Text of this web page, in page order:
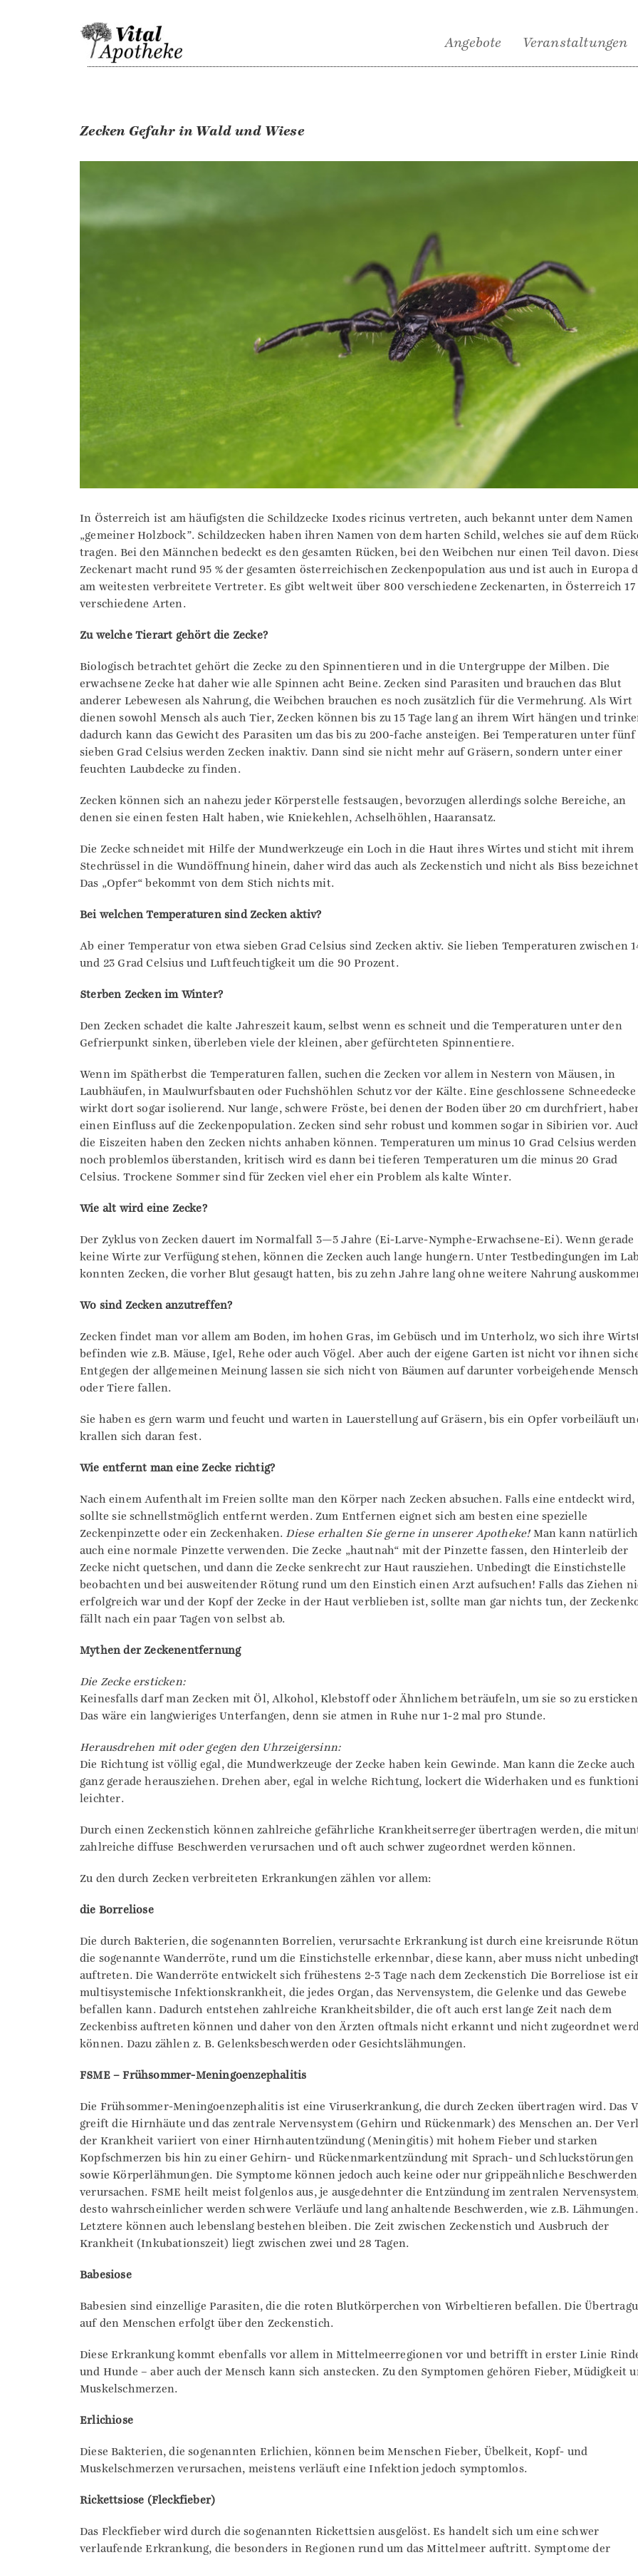
Angebote Veranstaltungen
Zecken Gefahr in Wald und Wiese
In Österreich ist am häufigsten die Schildzecke Ixodes ricinus vertreten, auch bekannt unter dem Namen
„gemeiner Holzbock”. Schildzecken haben ihren Namen von dem harten Schild, welches sie auf dem
tragen. Bei den Männchen bedeckt es den gesamten Rücken, bei den Weibchen nur einen Teil davon.
Zeckenart macht rund 95 % der gesamten österreichischen Zeckenpopulation aus und ist auch in Europa
am weitesten verbreitete Vertreter. Es gibt weltweit über 800 verschiedene Zeckenarten, in Österreich 17
verschiedene Arten.
Zu welche Tierart gehört die Zecke?
Biologisch betrachtet gehört die Zecke zu den Spinnentieren und in die Untergruppe der Milben. Die
erwachsene Zecke hat daher wie alle Spinnen acht Beine. Zecken sind Parasiten und brauchen das Blut
anderer Lebewesen als Nahrung, die Weibchen brauchen es noch zusätzlich für die Vermehrung. Als Wirt
dienen sowohl Mensch als auch Tier, Zecken können bis zu 15 Tage lang an ihrem Wirt hängen und
dadurch kann das Gewicht des Parasiten um das bis zu 200-fache ansteigen. Bei Temperaturen unter fünf
sieben Grad Celsius werden Zecken inaktiv. Dann sind sie nicht mehr auf Gräsern, sondern unter einer
feuchten Laubdecke zu finden.
Zecken können sich an nahezu jeder Körperstelle festsaugen, bevorzugen allerdings solche Bereiche, an
denen sie einen festen Halt haben, wie Kniekehlen, Achselhöhlen, Haaransatz.
Die Zecke schneidet mit Hilfe der Mundwerkzeuge ein Loch in die Haut ihres Wirtes und sticht mit ihrem
Stechrüssel in die Wundöffnung hinein, daher wird das auch als Zeckenstich und nicht als Biss
Das „Opfer“ bekommt von dem Stich nichts mit.
Bei welchen Temperaturen sind Zecken aktiv?
Ab einer Temperatur von etwa sieben Grad Celsius sind Zecken aktiv. Sie lieben Temperaturen zwischen
und 23 Grad Celsius und Luftfeuchtigkeit um die 90 Prozent.
Sterben Zecken im Winter?
Den Zecken schadet die kalte Jahreszeit kaum, selbst wenn es schneit und die Temperaturen unter den
Gefrierpunkt sinken, überleben viele der kleinen, aber gefürchteten Spinnentiere.
Wenn im Spätherbst die Temperaturen fallen, suchen die Zecken vor allem in Nestern von Mäusen, in
Laubhäufen, in Maulwurfsbauten oder Fuchshöhlen Schutz vor der Kälte. Eine geschlossene Schneedecke
wirkt dort sogar isolierend. Nur lange, schwere Fröste, bei denen der Boden über 20 cm durchfriert,
einen Einfluss auf die Zeckenpopulation. Zecken sind sehr robust und kommen sogar in Sibirien vor.
die Eiszeiten haben den Zecken nichts anhaben können. Temperaturen um minus 10 Grad Celsius werden
noch problemlos überstanden, kritisch wird es dann bei tieferen Temperaturen um die minus 20 Grad
Celsius. Trockene Sommer sind für Zecken viel eher ein Problem als kalte Winter.
Wie alt wird eine Zecke?
Der Zyklus von Zecken dauert im Normalfall 3—5 Jahre (Ei-Larve-Nymphe-Erwachsene-Ei). Wenn gerade
keine Wirte zur Verfügung stehen, können die Zecken auch lange hungern. Unter Testbedingungen im
konnten Zecken, die vorher Blut gesaugt hatten, bis zu zehn Jahre lang ohne weitere Nahrung
Wo sind Zecken anzutreffen?
Zecken findet man vor allem am Boden, im hohen Gras, im Gebüsch und im Unterholz, wo sich ihre
befinden wie z.B. Mäuse, Igel, Rehe oder auch Vögel. Aber auch der eigene Garten ist nicht vor ihnen
Entgegen der allgemeinen Meinung lassen sie sich nicht von Bäumen auf darunter vorbeigehende
oder Tiere fallen.
Sie haben es gern warm und feucht und warten in Lauerstellung auf Gräsern, bis ein Opfer vorbeiläuft
krallen sich daran fest.
Wie entfernt man eine Zecke richtig?
Nach einem Aufenthalt im Freien sollte man den Körper nach Zecken absuchen. Falls eine entdeckt wird,
sollte sie schnellstmöglich entfernt werden. Zum Entfernen eignet sich am besten eine spezielle
Zeckenpinzette oder ein Zeckenhaken. Diese erhalten Sie gerne in unserer Apotheke!Man kann natürlich
auch eine normale Pinzette verwenden. Die Zecke „hautnah“ mit der Pinzette fassen, den Hinterleib der
Zecke nicht quetschen, und dann die Zecke senkrecht zur Haut rausziehen. Unbedingt die Einstichstelle
beobachten und bei ausweitender Rötung rund um den Einstich einen Arzt aufsuchen! Falls das Ziehen
erfolgreich war und der Kopf der Zecke in der Haut verblieben ist, sollte man gar nichts tun, der
fällt nach ein paar Tagen von selbst ab.
Mythen der Zeckenentfernung
Die Zecke ersticken:
Keinesfalls darf man Zecken mit Öl, Alkohol, Klebstoff oder Ähnlichem beträufeln, um sie so zu
Das wäre ein langwieriges Unterfangen, denn sie atmen in Ruhe nur 1-2 mal pro Stunde.
Herausdrehen mit oder gegen den Uhrzeigersinn:
Die Richtung ist völlig egal, die Mundwerkzeuge der Zecke haben kein Gewinde. Man kann die Zecke auch
ganz gerade herausziehen. Drehen aber, egal in welche Richtung, lockert die Widerhaken und es
leichter.
Durch einen Zeckenstich können zahlreiche gefährliche Krankheitserreger übertragen werden, die
zahlreiche diffuse Beschwerden verursachen und oft auch schwer zugeordnet werden können.
Zu den durch Zecken verbreiteten Erkrankungen zählen vor allem:
die Borreliose
Die durch Bakterien, die sogenannten Borrelien, verursachte Erkrankung ist durch eine kreisrunde
die sogenannte Wanderröte, rund um die Einstichstelle erkennbar, diese kann, aber muss nicht
auftreten. Die Wanderröte entwickelt sich frühestens 2-3 Tage nach dem Zeckenstich Die Borreliose ist
multisystemische Infektionskrankheit, die jedes Organ, das Nervensystem, die Gelenke und das Gewebe
befallen kann. Dadurch entstehen zahlreiche Krankheitsbilder, die oft auch erst lange Zeit nach dem
Zeckenbiss auftreten können und daher von den Ärzten oftmals nicht erkannt und nicht zugeordnet
können. Dazu zählen z. B. Gelenksbeschwerden oder Gesichtslähmungen.
FSME – Frühsommer-Meningoenzephalitis
Die Frühsommer-Meningoenzephalitis ist eine Viruserkrankung, die durch Zecken übertragen wird. Das
greift die Hirnhäute und das zentrale Nervensystem (Gehirn und Rückenmark) des Menschen an. Der
der Krankheit variiert von einer Hirnhautentzündung (Meningitis) mit hohem Fieber und starken
Kopfschmerzen bis hin zu einer Gehirn- und Rückenmarkentzündung mit Sprach- und Schluckstörungen
sowie Körperlähmungen. Die Symptome können jedoch auch keine oder nur grippeähnliche Beschwerden
verursachen. FSME heilt meist folgenlos aus, je ausgedehnter die Entzündung im zentralen
desto wahrscheinlicher werden schwere Verläufe und lang anhaltende Beschwerden, wie z.B. Lähmungen.
Letztere können auch lebenslang bestehen bleiben. Die Zeit zwischen Zeckenstich und Ausbruch der
Krankheit (Inkubationszeit) liegt zwischen zwei und 28 Tagen.
Babesiose
Babesien sind einzellige Parasiten, die die roten Blutkörperchen von Wirbeltieren befallen. Die
auf den Menschen erfolgt über den Zeckenstich.
Diese Erkrankung kommt ebenfalls vor allem in Mittelmeerregionen vor und betrifft in erster Linie
und Hunde – aber auch der Mensch kann sich anstecken. Zu den Symptomen gehören Fieber, Müdigkeit
Muskelschmerzen.
Erlichiose
Diese Bakterien, die sogenannten Erlichien, können beim Menschen Fieber, Übelkeit, Kopf- und
Muskelschmerzen verursachen, meistens verläuft eine Infektion jedoch symptomlos.
Rickettsiose (Fleckfieber)
Das Fleckfieber wird durch die sogenannten Rickettsien ausgelöst. Es handelt sich um eine schwer
verlaufende Erkrankung, die besonders in Regionen rund um das Mittelmeer auftritt. Symptome der